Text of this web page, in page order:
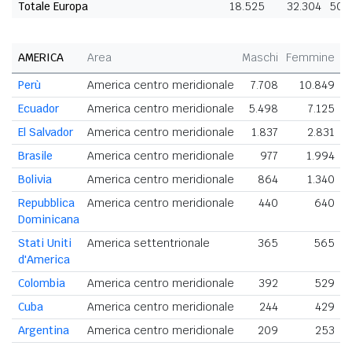
Totale Europa
18.525 32.304
AMERICA Area Maschi Femmine
Perù
America centro meridionale 7.708 10.849
Ecuador
America centro meridionale 5.498 7.125
El Salvador
America centro meridionale 1.837 2.831
Brasile
America centro meridionale 977
1.994
Bolivia
America centro meridionale 864 1.340
Repubblica
Dominicana
America centro meridionale 440 640
Stati Uniti
d'America
America settentrionale 365 565
Colombia America centro meridionale 392
529
Cuba
America centro meridionale 244
429
Argentina
America centro meridionale 209
253